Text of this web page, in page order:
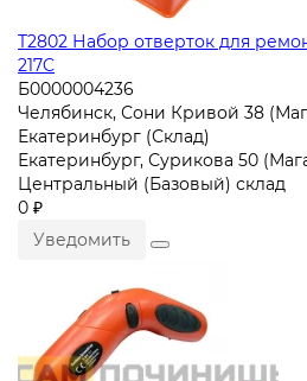
T2802 Набор отверток для
217C
Б0000004236
Челябинск, Сони Кривой 38
Екатеринбург (Склад)
Екатеринбург, Сурикова 50
Центральный (Базовый) склад
0 ₽
Уведомить